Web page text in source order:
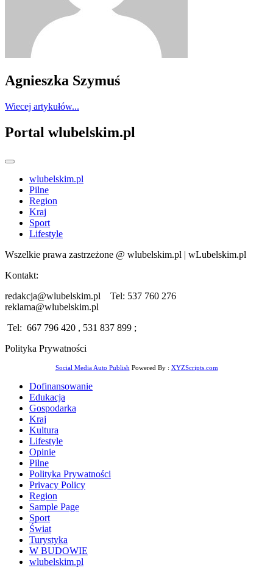
Agnieszka Szymuś
Wiecej artykułów...
Portal wlubelskim.pl
wlubelskim.pl
Pilne
Region
Kraj
Sport
Lifestyle
Wszelkie prawa zastrzeżone @ wlubelskim.pl | wLubelskim.pl
Kontakt:
redakcja@wlubelskim.pl Tel: 537 760 276
reklama@wlubelskim.pl
Tel: 667 796 420 , 531 837 899 ;
Polityka Prywatności
Social Media Auto Publish Powered By : XYZScripts.com
Dofinansowanie
Edukacja
Gospodarka
Kraj
Kultura
Lifestyle
Opinie
Pilne
Polityka Prywatności
Privacy Policy
Region
Sample Page
Sport
Świat
Turystyka
W BUDOWIE
wlubelskim.pl